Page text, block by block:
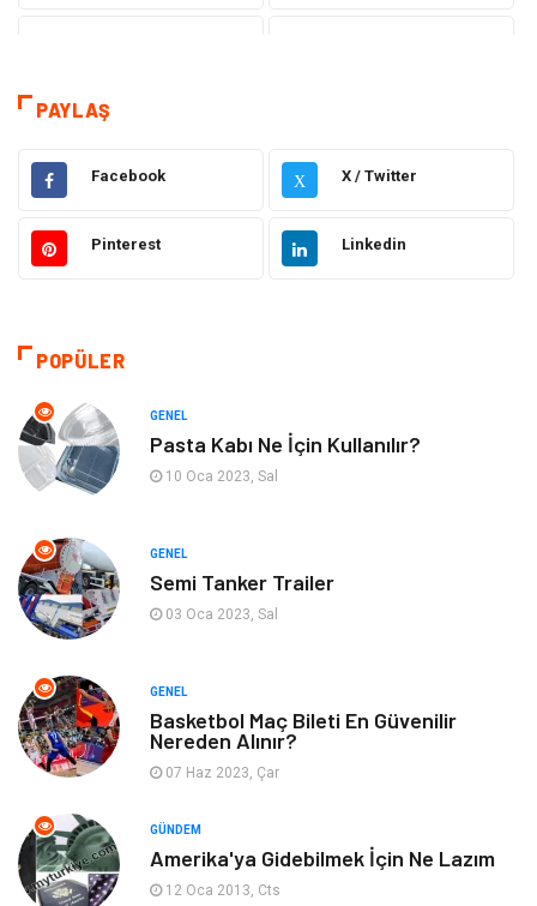
Tatil
Eğitim Gıda
Hukuk Elektrik Elektronik
Makine
Kültür
Güzellik & Bakım
Finans & Ekonomi
Bilgisayar & Yazılım Mobilya
Bebek Giyim Moda
Blogroll
Markalar
Restaurant
PAYLAŞ
Facebook X X / Twitter
Pinterest Linkedin
POPÜLER
GENEL
Pasta Kabı Ne İçin Kullanılır?
10 Oca 2023, Sal
GENEL
Semi Tanker Trailer
03 Oca 2023, Sal
GENEL
Basketbol Maç Bileti En Güvenilir
Nereden Alınır?
07 Haz 2023, Çar
GÜNDEM
Amerika'ya Gidebilmek İçin Ne Lazım
12 Oca 2013, Cts